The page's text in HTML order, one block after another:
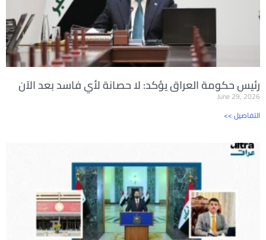
رئيس حكومة العراق يؤكد: لا حصانة لأي فاسد بعد الآن
June 29, 2026
<< التفاصيل